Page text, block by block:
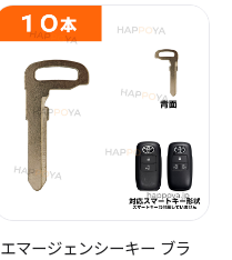
エマージェンシーキー ブラ